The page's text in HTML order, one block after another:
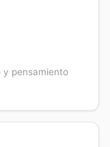
y pensamiento